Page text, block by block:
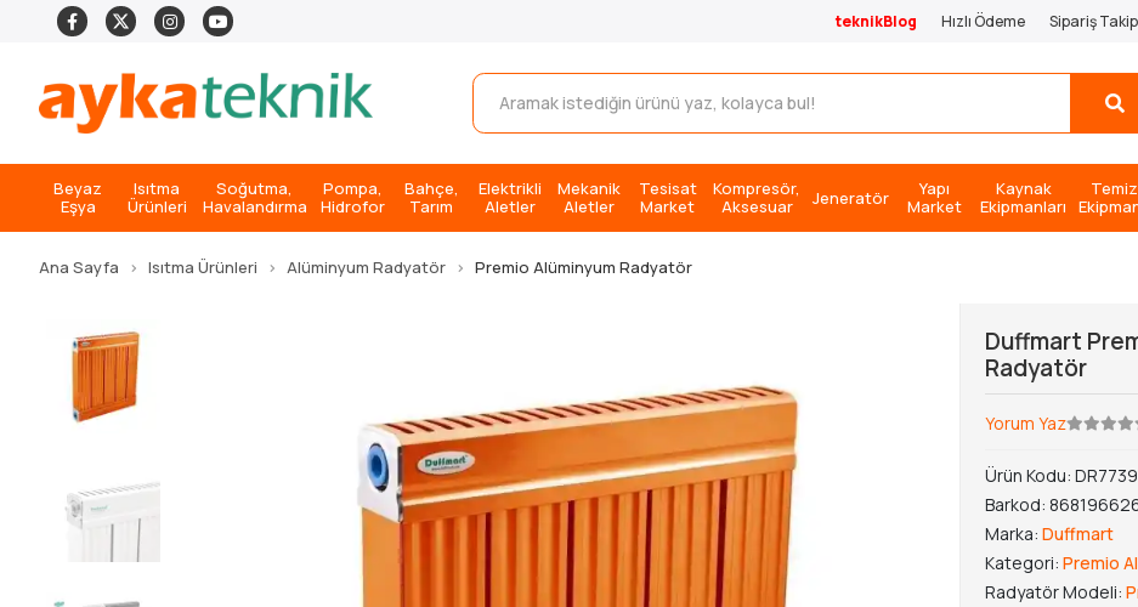
teknikBlog Hızlı Ödeme Sipariş Takip
Beyaz
Eşya
Isıtma
Ürünleri
Soğutma,
Havalandırma
Pompa,
Hidrofor
Bahçe,
Tarım
Elektrikli
Aletler
Mekanik
Aletler
Tesisat
Market
Kompresör,
Aksesuar
Jeneratör
Yapı
Market
Kaynak
Ekipmanları
Ana Sayfa Isıtma Ürünleri Alüminyum Radyatör Premio Alüminyum Radyatör
Duffmart
Radyatör
Yorum Yaz
Ürün Kodu:
Barkod:
Marka:Duffmart
Kategori:Premio
Radyatör Modeli: